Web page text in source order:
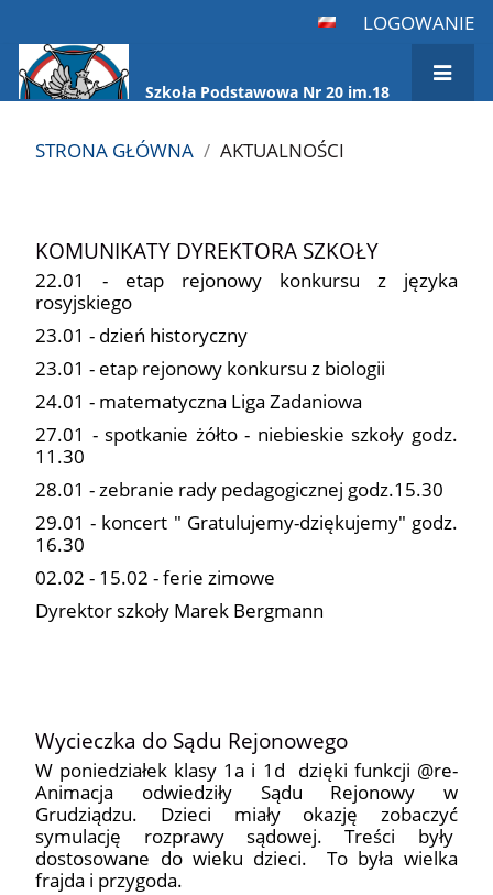
LOGOWANIE
Szkoła Podstawowa Nr 20 im.18
STRONA GŁÓWNA / AKTUALNOŚCI
KOMUNIKATY DYREKTORA SZKOŁY
22.01 - etap rejonowy konkursu z języka
rosyjskiego
23.01 - dzień historyczny
23.01 - etap rejonowy konkursu z biologii
24.01 - matematyczna Liga Zadaniowa
27.01 - spotkanie żółto - niebieskie szkoły godz.
11.30
28.01 - zebranie rady pedagogicznej godz.15.30
29.01 - koncert " Gratulujemy-dziękujemy" godz.
16.30
02.02 - 15.02 - ferie zimowe
Dyrektor szkoły Marek Bergmann
Wycieczka do Sądu Rejonowego
W poniedziałek klasy 1a i 1d dzięki funkcji @re-
Animacja odwiedziły Sądu Rejonowy w
Grudziądzu. Dzieci miały okazję zobaczyć
symulację rozprawy sądowej. Treści były
dostosowane do wieku dzieci. To była wielka
frajda i przygoda.